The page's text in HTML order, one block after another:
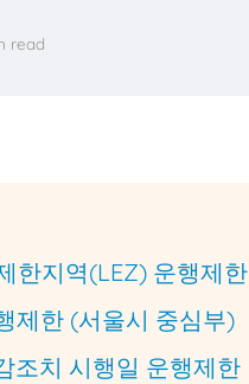
read
한지역(LEZ) 운행제한
제한 (서울시 중심부)
조치 시행일 운행제한